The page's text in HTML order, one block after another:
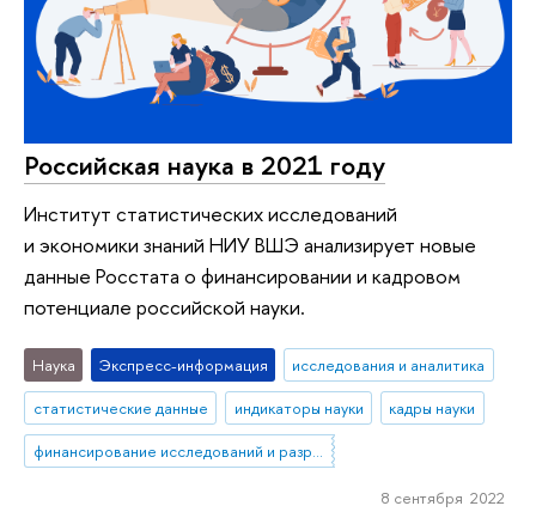
Российская наука в 2021 году
Институт статистических исследований
и экономики знаний НИУ ВШЭ анализирует новые
данные Росстата о финансировании и кадровом
потенциале российской науки.
Наука Экспресс-информация
исследования и аналитика
статистические данные
индикаторы науки
кадры науки
финансирование исследований и разработок
8 сентября 2022